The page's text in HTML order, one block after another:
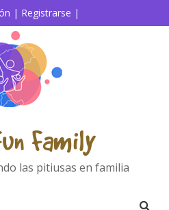
| Registrarse |
Family
las pitiusas en familia